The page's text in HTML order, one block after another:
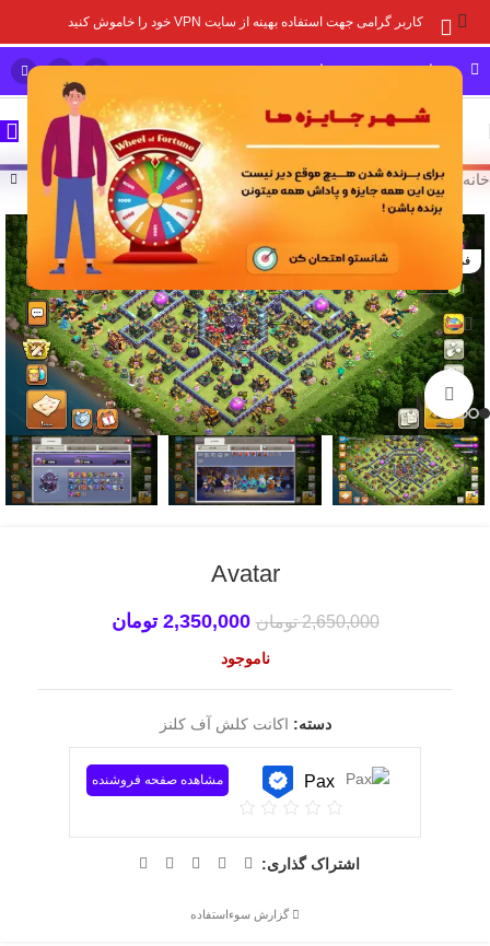
کاربر گرامی جهت استفاده بهینه از سایت VPN خود را خاموش کنید
مشاوره خرید و پشتیبانی سریع
خانه خرید اکانت بازی/اکانت کلش آف کلنز
فروخته شده
برای بزرگنمایی کلیک کنید
Avatar
2,650,000 تومان 2,350,000 تومان
ناموجود
دسته: اکانت کلش آف کلنز
Pax مشاهده صفحه فروشنده
اشتراک گذاری:
گزارش سوءاستفاده